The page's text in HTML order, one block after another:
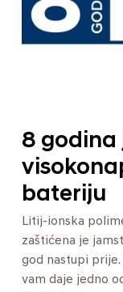
8 godina
bateriju
Litij-ionska
zaštićena je
god nastupi
vam daje jedno